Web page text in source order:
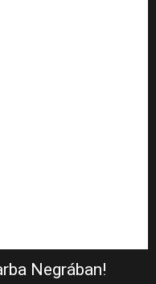
Negrában!